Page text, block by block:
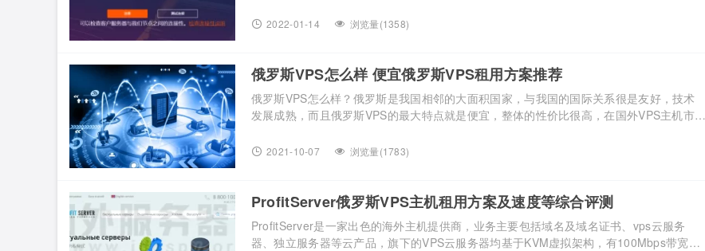
有俄罗斯VPS主机，下面本文就来了解下Gcorelabs俄罗斯VPS详情。 Gcorelabs在2017
2022-01-14 浏览量(1358)
俄罗斯VPS怎么样 便宜俄罗斯VPS租用方案推荐
俄罗斯VPS怎么样？俄罗斯是我国相邻的大面积国家，与我国的国际关系很是友好，技术
发展成熟，而且俄罗斯VPS的最大特点就是便宜，整体的性价比很高，在国外VPS主机市场
有需要的朋友可以比较一下。 1、{{JustHost}}.ru 俄罗斯VPS JusHhost.ru是一家成立于
2021-10-07 浏览量(1783)
ProfitServer俄罗斯VPS主机租用方案及速度等综合评测
ProfitServer是一家出色的海外主机提供商，业务主要包括域名及域名证书、vps云服务
器、独立服务器等云产品，旗下的VPS云服务器均基于KVM虚拟架构，有100Mbps带宽，